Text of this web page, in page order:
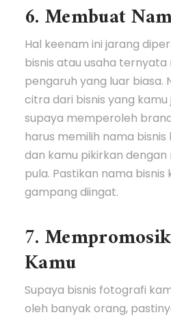
6. Membuat
Hal keenam ini jarang
bisnis atau usaha
pengaruh yang luar biasa.
citra dari bisnis yang kamu
supaya memperoleh
harus memilih nama
dan kamu pikirkan
pula. Pastikan nama bisnis
gampang diingat.
7.
Kamu
Supaya bisnis fotografi
oleh banyak orang,